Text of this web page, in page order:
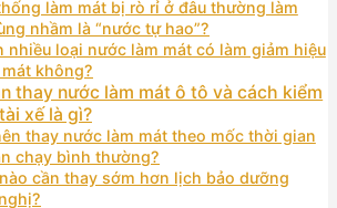
làm mát bị rò rỉ ở đâu thường làm
nhầm là “nước tự hao”?
nhiều loại nước làm mát có làm giảm hiệu
không?
thay nước làm mát ô tô và cách kiểm
xế là gì?
thay nước làm mát theo mốc thời gian
chạy bình thường?
cần thay sớm hơn lịch bảo dưỡng